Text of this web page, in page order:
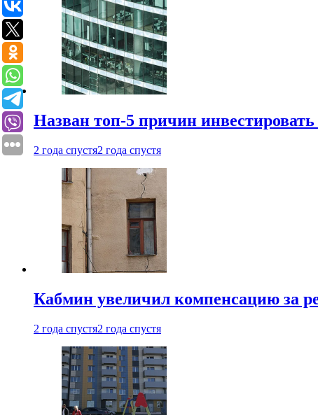
Назван топ-5 причин
2 года спустя2 года спустя
Кабмин увеличил компенсацию за
2 года спустя2 года спустя